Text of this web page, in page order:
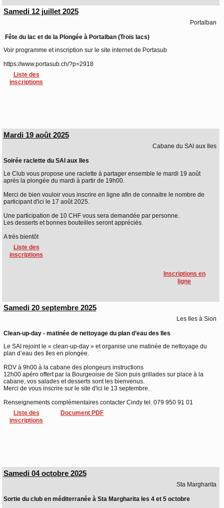
Samedi 12 juillet 2025
Portalban
Fête du lac et de la Plongée à Portalban (Trois lacs)
Voir programme et inscription sur le site internet de Portasub
https://www.portasub.ch/?p=2918
Liste des
inscriptions
Mardi 19 août 2025
Cabane du SAI aux Iles
Soirée raclette du SAI aux Iles
Le Club vous propose une raclette à partager ensemble le mardi 19 août
après la plongée du mardi à partir de 19h00.
Merci de bien vouloir vous inscrire en ligne afin de connaitre le nombre de
participant d'ici le 17 août 2025.
Une participation de 10 CHF vous sera demandée par personne.
Les desserts et bonnes bouteilles seront appréciés.
A très bientôt
Liste des
inscriptions
Inscriptions en
ligne
Samedi 20 septembre 2025
Les Iles à Sion
Clean-up-day - matinée de nettoyage du plan d’eau des Iles
Le SAI rejoint le « clean-up-day » et organise une matinée de nettoyage du
plan d’eau des Iles en plongée.
RDV à 9h00 à la cabane des plongeurs instructions
12h00 apéro offert par la Bourgeoisie de Sion puis grillades sur place à la
cabane, vos salades et desserts sont les bienvenus.
Merci de vous inscrire sur le site d'ici le 13 septembre.
Renseignements complémentaires contacter Cindy tel. 079 950 91 01
Liste des
inscriptions
Document PDF
Samedi 04 octobre 2025
Sta Margharita
Sortie du club en méditerranée à Sta Margharita les 4 et 5 octobre